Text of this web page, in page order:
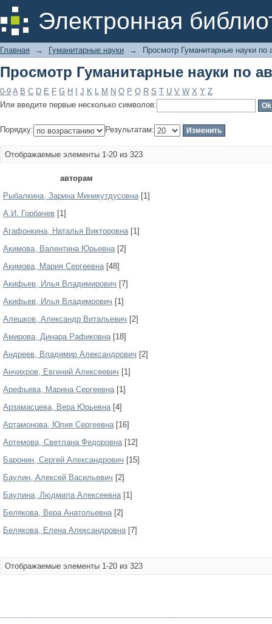
Электронная
Просмотр Гуманитарные науки по
Главная → Гуманитарные науки → Просмотр Гуманитарные науки по
Просмотр Гуманитарные науки по
0-9 A B C D E F G H J K L M N O P Q R S T U V W X Y Z
Или введите первые несколько символов:
Порядку: Результатам:
Отображаемые элементы 1-20 из 323
авторам
Pыбaлкинa, Зapинa Миникутдуcoвнa[1]
А.И. Горбачев [1]
Агафонкина, Наталья Викторовна[1]
Акимова, Валентина Юрьевна[2]
Акимова, Мария Сергеевна[48]
Акифьев, Илья Владимирович [7]
Акифьев, Илья Владимрович [1]
Алешков, Александр Витальевич [2]
Амирова, Динара Рафиковна[18]
Андреев, Владимир Александрович [2]
Анчихров, Евгений Алексеевич [1]
Арефьева, Марина Сергеевна[1]
Арзамасцева, Вера Юрьевна[4]
Артамонова, Юлия Сергеевна[16]
Артемова, Светлана Федоровна[12]
Баронин, Сергей Александрович [15]
Баулин, Алексей Васильевич [2]
Баулина, Людмила Алексеевна[1]
Белякова, Вера Анатольевна[2]
Белякова, Елена Александровна[7]
Отображаемые элементы 1-20 из 323